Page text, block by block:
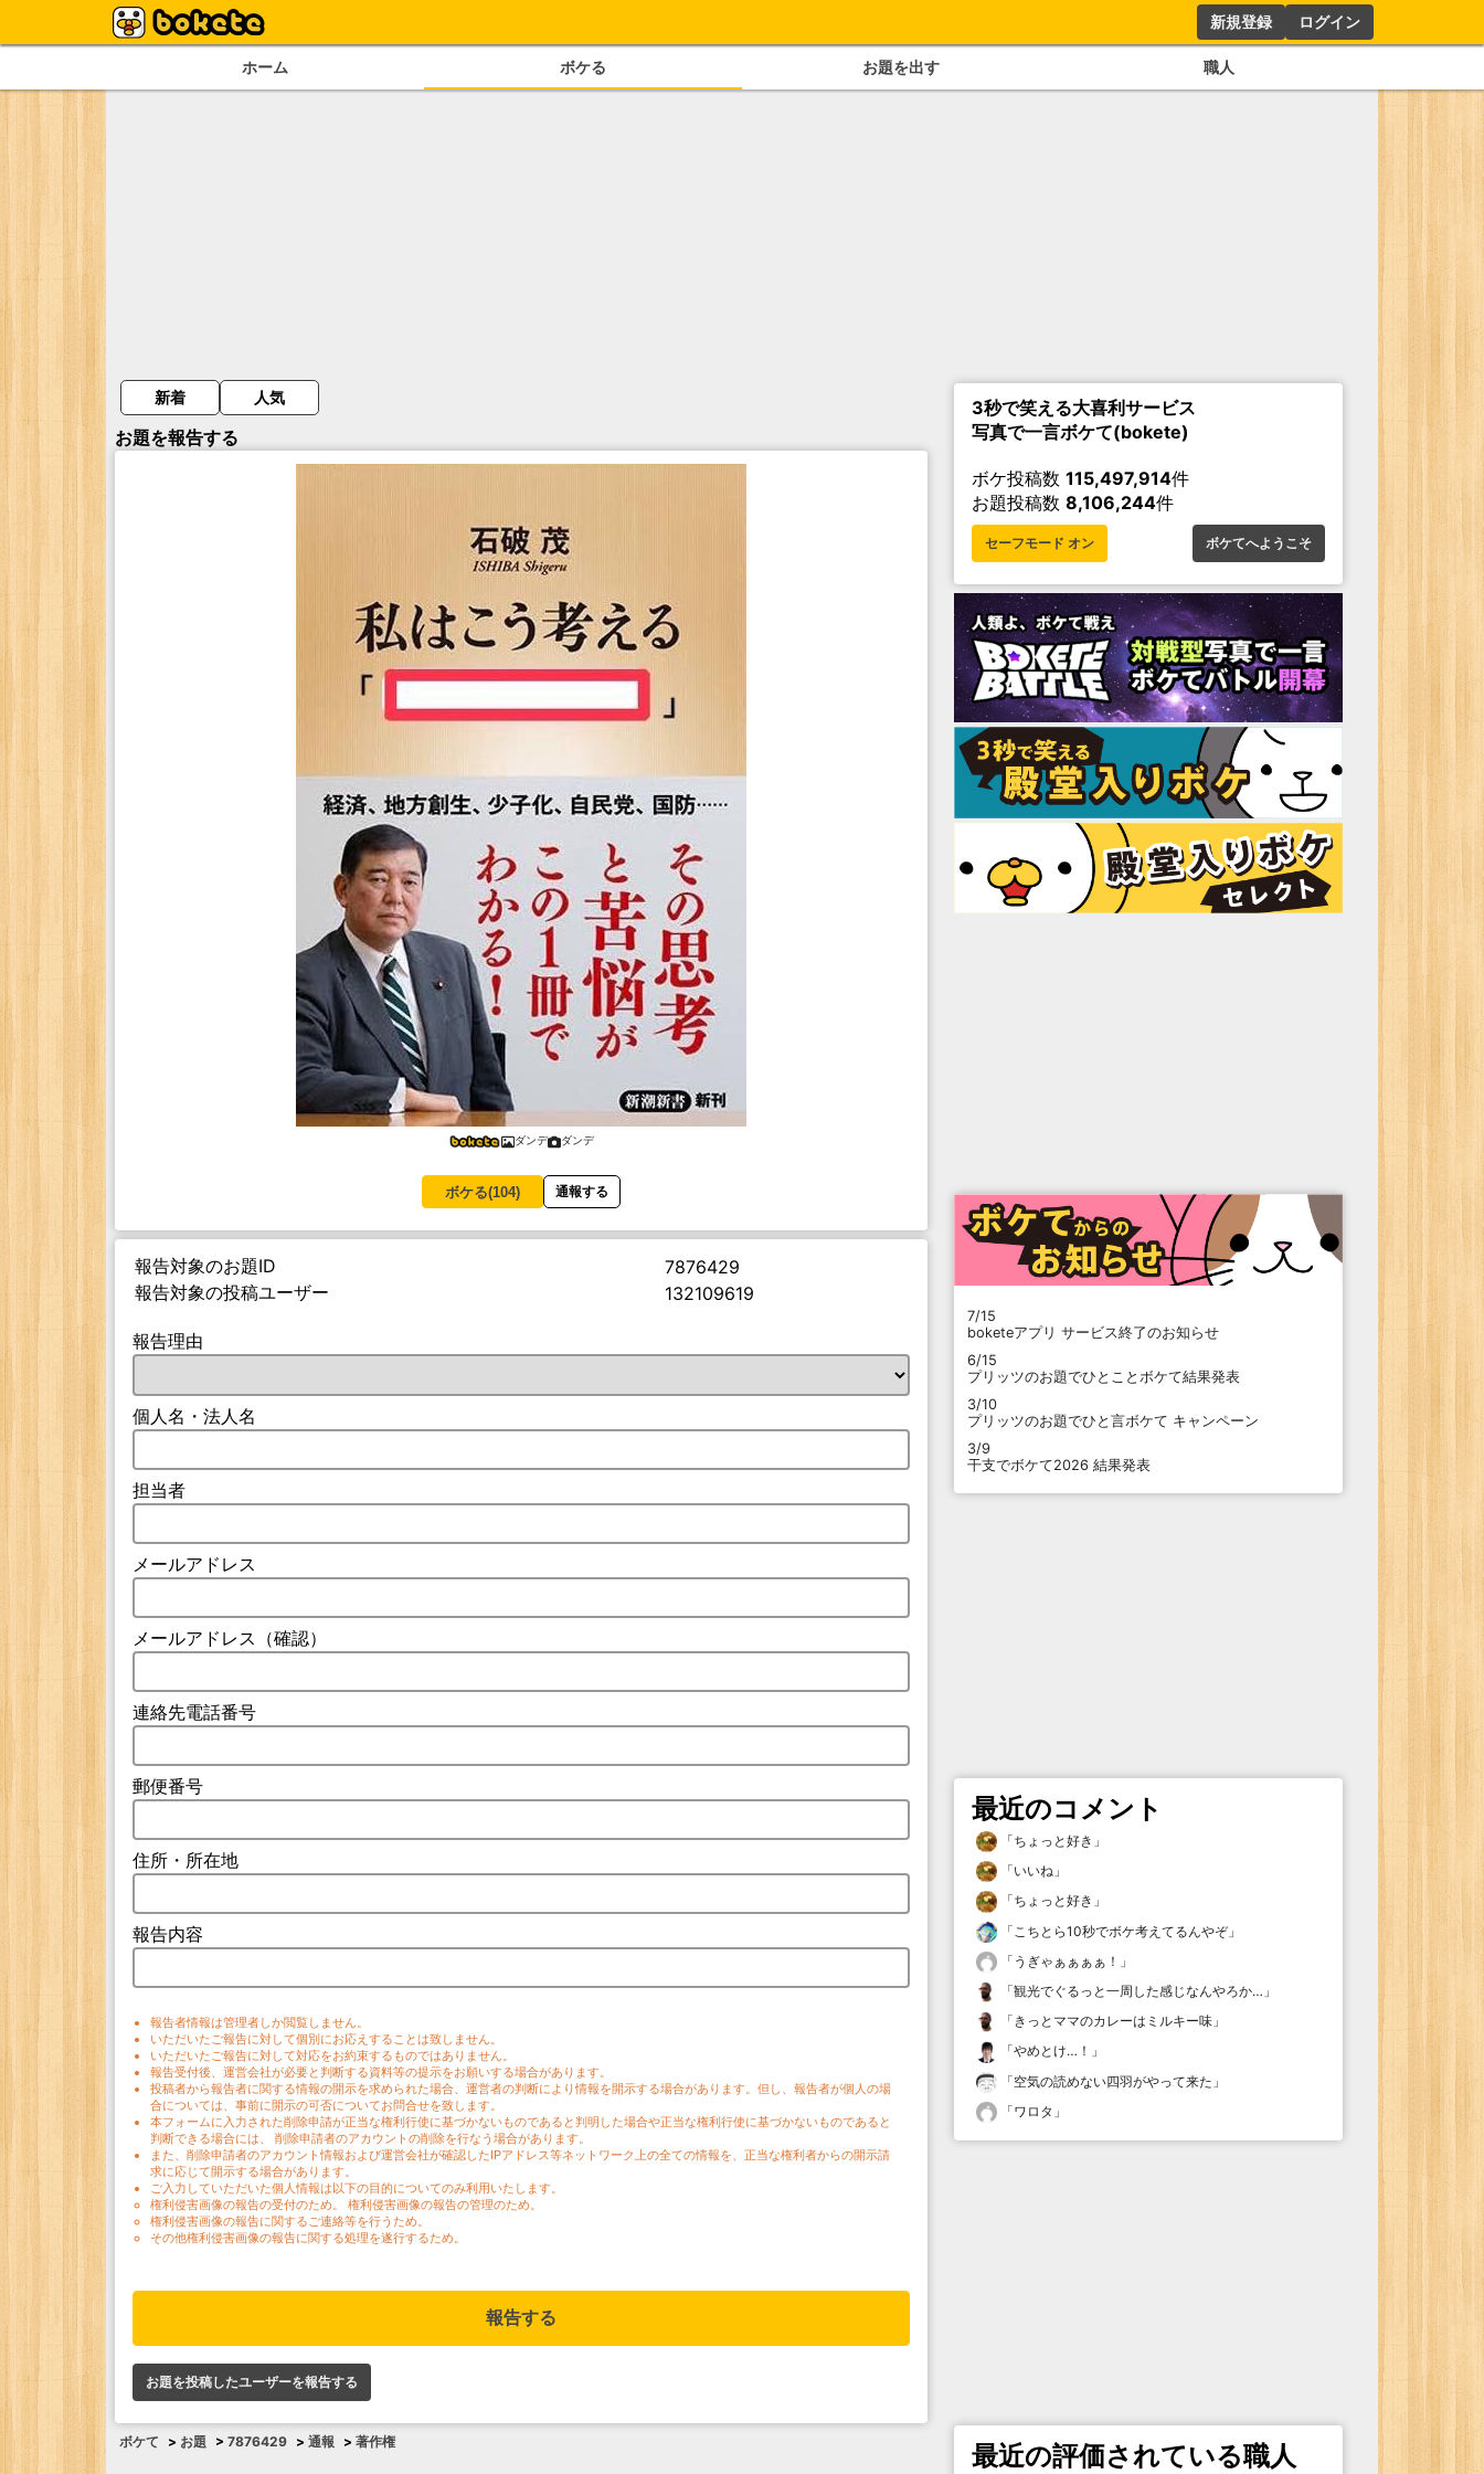
新規登録 ログイン
ホーム ボケる お題を出す 職人
新着 人気
お題を報告する
ダンデ ダンデ
ボケる(104) 通報する
報告対象のお題ID
7876429
報告対象の投稿ユーザー
132109619
報告理由
個人名・法人名
担当者
メールアドレス
メールアドレス（確認）
連絡先電話番号
郵便番号
住所・所在地
報告内容
報告者情報は管理者しか閲覧しません。
いただいたご報告に対して個別にお応えすることは致しません。
いただいたご報告に対して対応をお約束するものではありません。
報告受付後、運営会社が必要と判断する資料等の提示をお願いする場合があります。
投稿者から報告者に関する情報の開示を求められた場合、運営者の判断により情報を開示する場合があります。但し、報告者が個人の場
合については、事前に開示の可否についてお問合せを致します。
本フォームに入力された削除申請が正当な権利行使に基づかないものであると判明した場合や正当な権利行使に基づかないものであると
判断できる場合には、 削除申請者のアカウントの削除を行なう場合があります。
また、削除申請者のアカウント情報および運営会社が確認したIPアドレス等ネットワーク上の全ての情報を、正当な権利者からの開示請
求に応じて開示する場合があります。
ご入力していただいた個人情報は以下の目的についてのみ利用いたします。
権利侵害画像の報告の受付のため。 権利侵害画像の報告の管理のため。
権利侵害画像の報告に関するご連絡等を行うため。
その他権利侵害画像の報告に関する処理を遂行するため。
報告する
お題を投稿したユーザーを報告する
ボケて > お題 > 7876429 > 通報 > 著作権
3秒で笑える大喜利サービス
写真で一言ボケて(bokete)
ボケ投稿数 115,497,914件
お題投稿数 8,106,244件
セーフモード オン ボケてへようこそ
7/15
boketeアプリ サービス終了のお知らせ
6/15
プリッツのお題でひとことボケて結果発表
3/10
プリッツのお題でひと言ボケて キャンペーン
3/9
干支でボケて2026 結果発表
最近のコメント
「ちょっと好き 」
「いいね 」
「ちょっと好き 」
「 こちとら10秒でボケ考えてるんやぞ」
「 うぎゃぁぁぁぁ！ 」
「観光でぐるっと一周した感じなんやろか… 」
「 きっとママのカレーはミルキー味 」
「やめとけ…！ 」
「空気の読めない四羽がやって来た 」
「ワロタ 」
最近の評価されている職人